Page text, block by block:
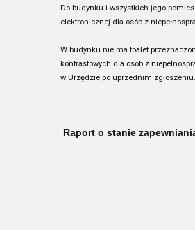
Do budynku i wszystkich jego
elektronicznej dla osób z
W budynku nie ma toalet
kontrastowych dla osób z
w Urzędzie po uprzednim zgłoszeniu.
Raport o stanie